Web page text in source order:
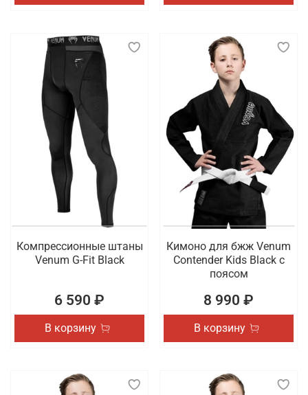
Компрессионные штаны
Venum G-Fit Black
6 590 ₽
В корзину
Кимоно для бжж Venum
Contender Kids Black с
поясом
8 990 ₽
В корзину